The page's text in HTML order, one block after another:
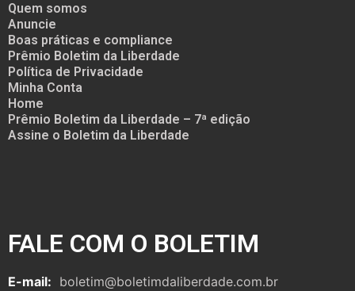
Quem somos
Anuncie
Boas práticas e compliance
Prêmio Boletim da Liberdade
Política de Privacidade
Minha Conta
Home
Prêmio Boletim da Liberdade – 7ª edição
Assine o Boletim da Liberdade
FALE COM O BOLETIM
E-mail: boletim@boletimdaliberdade.com.br